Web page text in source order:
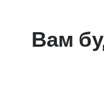
Вам